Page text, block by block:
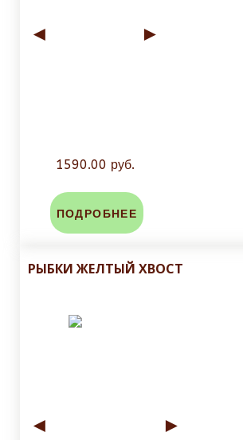
◄ ►
1590.00 руб.
ПОДРОБНЕЕ
РЫБКИ ЖЕЛТЫЙ ХВОСТ
◄ ►